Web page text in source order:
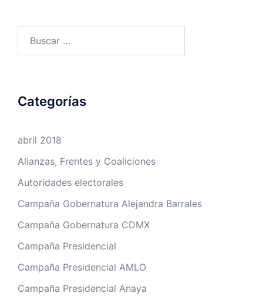
Categorías
abril 2018
Alianzas, Frentes y Coaliciones
Autoridades electorales
Campaña Gobernatura Alejandra Barrales
Campaña Gobernatura CDMX
Campaña Presidencial
Campaña Presidencial AMLO
Campaña Presidencial Anaya